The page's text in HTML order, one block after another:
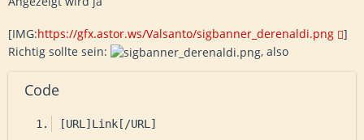
[IMG:https://gfx.astor.ws/Valsanto/sigbanner_derenaldi.png
]
Richtig sollte sein:
, also
Code
[URL]Link[/URL]